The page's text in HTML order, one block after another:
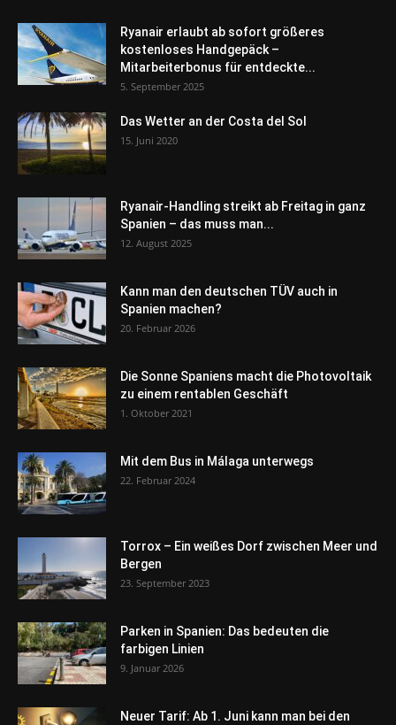
Ryanair erlaubt ab sofort größeres
kostenloses Handgepäck –
Mitarbeiterbonus für entdeckte...
5. September 2025
Das Wetter an der Costa del Sol
15. Juni 2020
Ryanair-Handling streikt ab Freitag in ganz
Spanien – das muss man...
12. August 2025
Kann man den deutschen TÜV auch in
Spanien machen?
20. Februar 2026
Die Sonne Spaniens macht die Photovoltaik
zu einem rentablen Geschäft
1. Oktober 2021
Mit dem Bus in Málaga unterwegs
22. Februar 2024
Torrox – Ein weißes Dorf zwischen Meer und
Bergen
23. September 2023
Parken in Spanien: Das bedeuten die
farbigen Linien
9. Januar 2026
Neuer Tarif: Ab 1. Juni kann man bei den